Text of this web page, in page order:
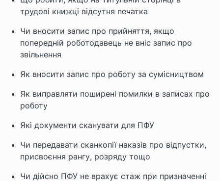
трудові книжці відсутня печатка
Чи вносити запис про прийняття, якщо
попередній роботодавець не вніс запис про
звільнення
Як вносити запис про роботу за сумісництвом
Як виправляти поширені помилки в записах про
роботу
Які документи сканувати для ПФУ
Чи передавати сканкопії наказів про відпустки,
присвоєння рангу, розряду тощо
Чи дійсно ПФУ не врахує стаж при призначенні